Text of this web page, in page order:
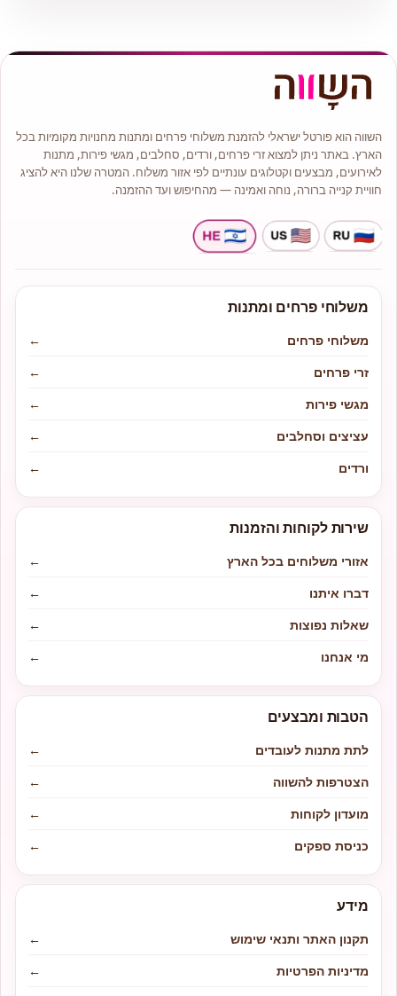
השווה הוא פורטל ישראלי להזמנת משלוחי פרחים ומתנות מחנויות מקומיות בכל
הארץ. באתר ניתן למצוא זרי פרחים, ורדים, סחלבים, מגשי פירות, מתנות
לאירועים, מבצעים וקטלוגים עונתיים לפי אזור משלוח. המטרה שלנו היא להציג
חוויית קנייה ברורה, נוחה ואמינה — מהחיפוש ועד ההזמנה.
משלוחי פרחים ומתנות
משלוחי פרחים
←
זרי פרחים
←
מגשי פירות
←
עציצים וסחלבים
←
ורדים
←
שירות לקוחות והזמנות
אזורי משלוחים בכל הארץ
←
דברו איתנו
←
שאלות נפוצות
←
מי אנחנו
←
הטבות ומבצעים
לתת מתנות לעובדים
←
הצטרפות להשווה
←
מועדון לקוחות
←
כניסת ספקים
←
מידע
תקנון האתר ותנאי שימוש
←
מדיניות הפרטיות
←